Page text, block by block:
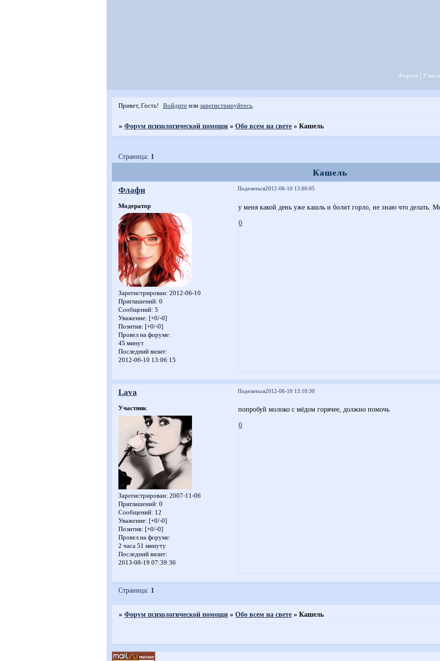
Форум
Привет, Гость! Войдите илизарегистрируйтесь.
»Форум психологической помощи »Обо всем на свете »Кашель
Кашель
Страница: 1
Поделиться2012-06-10 13:06:05
Флафи
Модератор
Зарегистрирован: 2012-06-10
Приглашений: 0
Сообщений: 5
Уважение: [+0/-0]
Позитив: [+0/-0]
Провел на форуме:
45 минут
Последний визит:
2012-06-10 13:06:15
у меня какой день уже кашль и болит горло, не знаю что делать.
0
Поделиться2012-06-10 13:10:30
Lava
Участник
Зарегистрирован: 2007-11-06
Приглашений: 0
Сообщений: 12
Уважение: [+0/-0]
Позитив: [+0/-0]
Провел на форуме:
2 часа 51 минуту
Последний визит:
2013-08-19 07:39:36
попробуй молоко с мёдом горячее, должно помочь
0
Страница: 1
»Форум психологической помощи »Обо всем на свете »Кашель